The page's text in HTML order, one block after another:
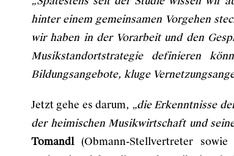
hinter einem gemeinsamen Vorgehen
wir haben in der Vorarbeit und den
Musikstandortstrategie definieren
Bildungsangebote, kluge
Jetzt gehe es darum, „die Erkenntnisse
der heimischen Musikwirtschaft und
Tomandl(Obmann-Stellvertreter